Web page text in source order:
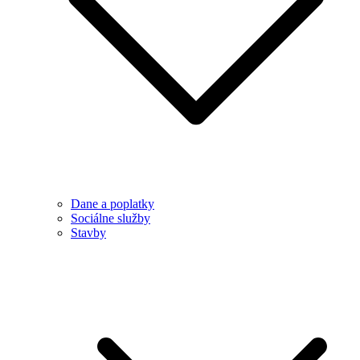
Dane a poplatky
Sociálne služby
Stavby